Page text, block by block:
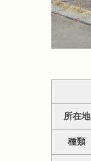
所在地
種類